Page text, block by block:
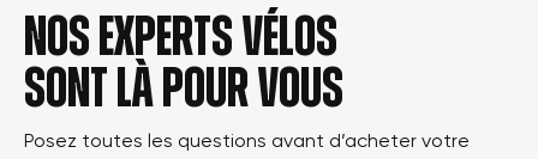
Nos experts vélos
sont là pour vous
Posez toutes les questions avant d’acheter votre